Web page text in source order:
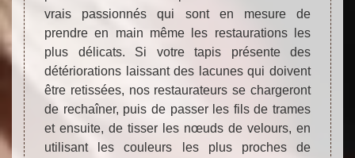
vrais passionnés qui sont en mesure de
prendre en main même les restaurations les
plus délicats. Si votre tapis présente des
détériorations laissant des lacunes qui doivent
être retissées, nos restaurateurs se chargeront
de rechaîner, puis de passer les fils de trames
et ensuite, de tisser les nœuds de velours, en
utilisant les couleurs les plus proches de